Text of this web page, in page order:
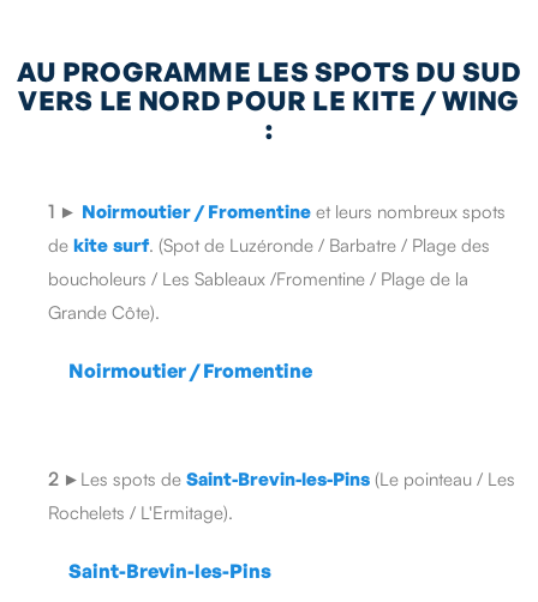
AU PROGRAMME LES SPOTS DU SUD
VERS LE NORD POUR LE KITE / WING
:
1 ► Noirmoutier / Fromentine et leurs nombreux spots
de kite surf. (Spot de Luzéronde / Barbatre / Plage des
boucholeurs / Les Sableaux /Fromentine / Plage de la
Grande Côte).
Noirmoutier / Fromentine
2► Les spots de Saint-Brevin-les-Pins (Le pointeau / Les
Rochelets / L'Ermitage).
Saint-Brevin-les-Pins